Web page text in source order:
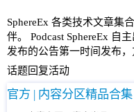
SphereEx 各类技术文章集
伴。
Podcast SphereEx 自
发布的公告第一时间发布，
话题 回复活动
官方 | 内容分区精品合集